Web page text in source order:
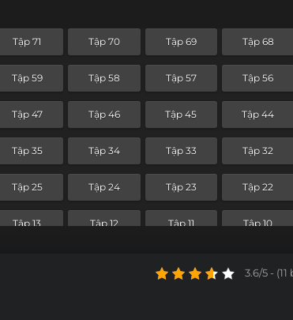
Tập 71 Tập 70 Tập 69 Tập 68
Tập 59 Tập 58 Tập 57 Tập 56
Tập 47 Tập 46 Tập 45 Tập 44
Tập 35 Tập 34 Tập 33 Tập 32
Tập 25 Tập 24 Tập 23 Tập 22
Tập 13 Tập 12 Tập 11 Tập 10
3.6/5 -